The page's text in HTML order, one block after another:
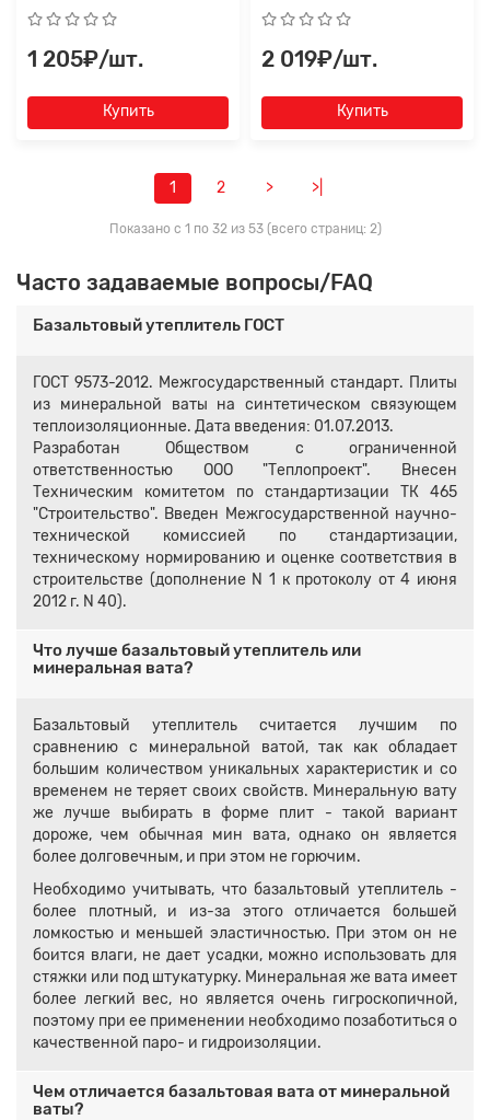
1 205₽/шт.
Купить
2 019₽/шт.
Купить
1 2 > >|
Показано с 1 по 32 из 53 (всего страниц: 2)
Часто задаваемые вопросы/FAQ
Базальтовый утеплитель ГОСТ
ГОСТ 9573-2012. Межгосударственный стандарт. Плиты
из минеральной ваты на синтетическом связующем
теплоизоляционные. Дата введения: 01.07.2013.
Разработан Обществом с ограниченной
ответственностью ООО "Теплопроект". Внесен
Техническим комитетом по стандартизации ТК 465
"Строительство". Введен Межгосударственной научно-
технической комиссией по стандартизации,
техническому нормированию и оценке соответствия в
строительстве (дополнение N 1 к протоколу от 4 июня
2012 г. N 40).
Что лучше базальтовый утеплитель или
минеральная вата?
Базальтовый утеплитель считается лучшим по
сравнению с минеральной ватой, так как обладает
большим количеством уникальных характеристик и со
временем не теряет своих свойств. Минеральную вату
же лучше выбирать в форме плит - такой вариант
дороже, чем обычная мин вата, однако он является
более долговечным, и при этом не горючим.
Необходимо учитывать, что базальтовый утеплитель -
более плотный, и из-за этого отличается большей
ломкостью и меньшей эластичностью. При этом он не
боится влаги, не дает усадки, можно использовать для
стяжки или под штукатурку. Минеральная же вата имеет
более легкий вес, но является очень гигроскопичной,
поэтому при ее применении необходимо позаботиться о
качественной паро- и гидроизоляции.
Чем отличается базальтовая вата от минеральной
ваты?